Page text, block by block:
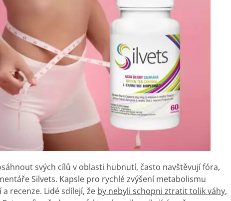
svých cílů v oblasti hubnutí, často navštěvují fóra,
Silvets. Kapsle pro rychlé zvýšení metabolismu
recenze. Lidé sdílejí, že by nebyli schopni ztratit tolik váhy,